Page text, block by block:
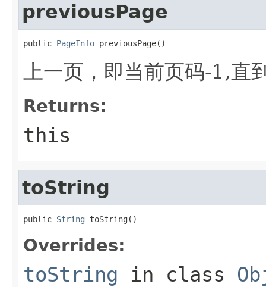
previousPage
public PageInfo previousPage()
上一页，即当前页码-1,直
Returns:
this
toString
public String toString()
Overrides:
toString in class